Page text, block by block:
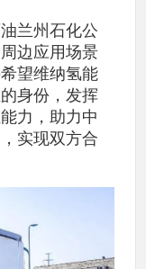
兰州石化公
边应用场景
望维纳氢能
身份，发挥
力，助力中
实现双方合